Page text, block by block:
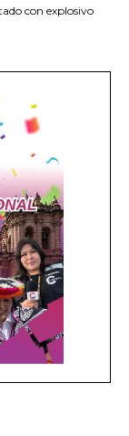
con explosivo